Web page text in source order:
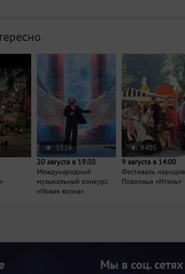
5514
20 августа в 19:30
Международный
музыкальный конкурс
«Новая волна»
8405
9 августа в 14:00
Фестиваль народов
Поволжья «Итиль»
Мы в соц. сетях